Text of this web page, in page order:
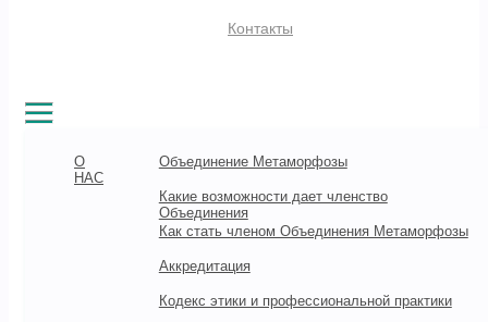
Контакты
О
НАС
Объединение Метаморфозы
Какие возможности дает членство
Объединения
Как стать членом Объединения Метаморфозы
Аккредитация
Кодекс этики и профессиональной практики